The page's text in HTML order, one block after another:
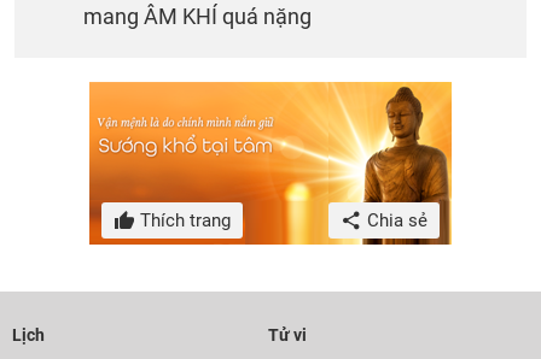
mang ÂM KHÍ quá nặng
Thích trang Chia sẻ
Lịch
Tử vi